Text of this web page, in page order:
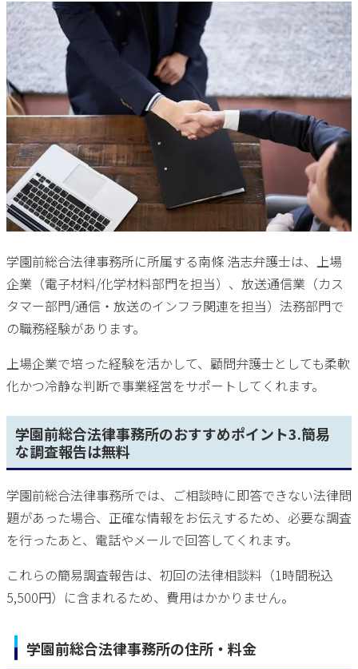
学園前総合法律事務所に所属する南條 浩志弁護士は、上場
企業（電子材料/化学材料部門を担当）、放送通信業（カス
タマー部門/通信・放送のインフラ関連を担当）法務部門で
の職務経験があります。
上場企業で培った経験を活かして、顧問弁護士としても柔軟
化かつ冷静な判断で事業経営をサポートしてくれます。
学園前総合法律事務所のおすすめポイント3.簡易
な調査報告は無料
学園前総合法律事務所では、ご相談時に即答できない法律問
題があった場合、正確な情報をお伝えするため、必要な調査
を行ったあと、電話やメールで回答してくれます。
これらの簡易調査報告は、初回の法律相談料（1時間税込
5,500円）に含まれるため、費用はかかりません。
学園前総合法律事務所の住所・料金